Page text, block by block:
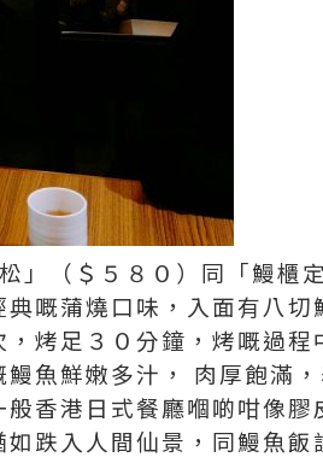
」（＄５８０）同「鰻櫃
嘅蒲燒口味，入面有八
烤足３０分鐘，烤嘅過
魚鮮嫩多汁， 肉厚飽滿
香港日式餐廳嗰啲咁像
跌入人間仙景，同鰻魚飯